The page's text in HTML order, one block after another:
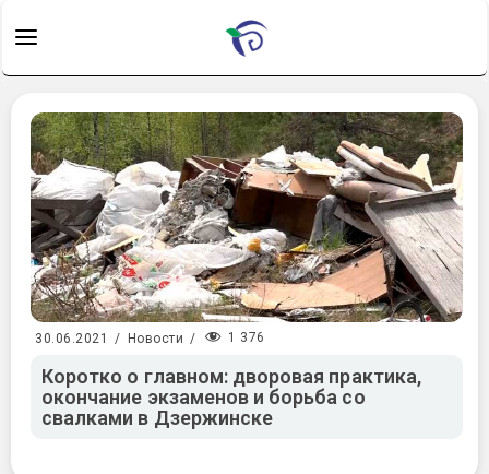
30.06.2021 / Новости / 1 376
Коротко о главном: дворовая практика,
окончание экзаменов и борьба со
свалками в Дзержинске